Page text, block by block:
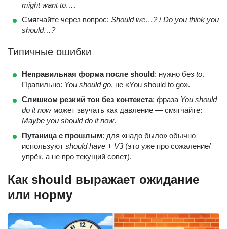
might want to….
Смягчайте через вопрос: Should we…?/ Do you think you
should…?
Типичные ошибки
Неправильная форма после should: нужно без to.
Правильно: You should go, не «You should to go».
Слишком резкий тон без контекста: фраза You should
do it nowможет звучать как давление — смягчайте:
Maybe you should do it now.
Путаница с прошлым: для «надо было» обычно
используют should have + V3(это уже про сожаление/
упрёк, а не про текущий совет).
Как should выражает ожидание
или норму